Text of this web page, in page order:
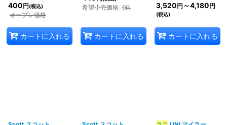
400 円 (税込)
オープン価格
カートに入れる
希望小売価格: 0円
カートに入れる
3,520 円 ～4,180 円
(税込)
カートに入れる